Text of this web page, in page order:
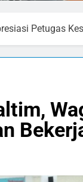
Petugas